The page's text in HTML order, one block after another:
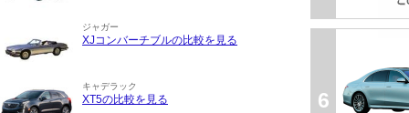
ジャガー
XJコンバーチブルの比較を見る
キャデラック
XT5の比較を見る 6